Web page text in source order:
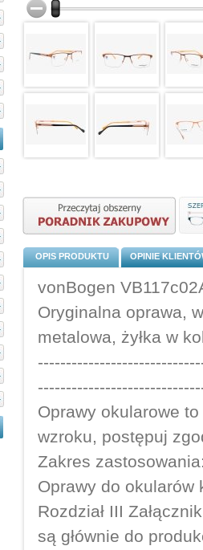
WYPRZEDAŻ
MYSTIQUE M22204C1 ETUI I
ŚCIERECZKA GRATIS!!!
Cena:139,00 PLN
359,00 PLN
Wysyłka gratis! przy zamówieniu
OPIS PRODUKTU OPINIE
vonBogen
Oryginalna oprawa,
metalowa, żyłka w
Oprawy okularowe
wzroku, postępuj
Zakres
Oprawy do okularów
Rozdział III
są głównie do